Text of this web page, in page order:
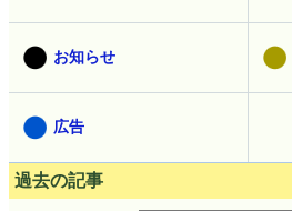
お知らせ
広告
過去の記事